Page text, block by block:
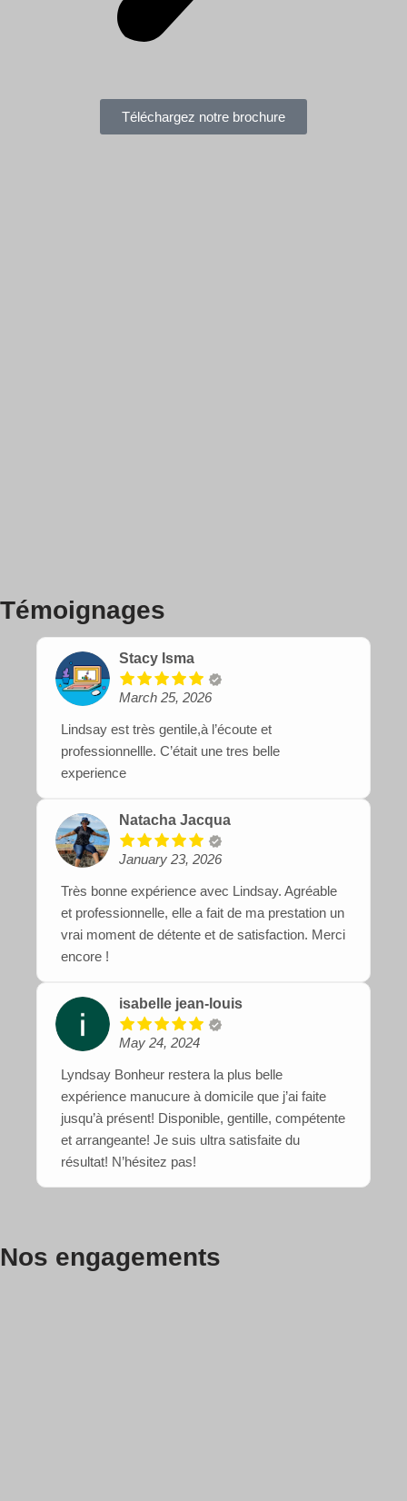
Téléchargez notre brochure
Témoignages
Stacy Isma
March 25, 2026
Lindsay est très gentile,à l’écoute et
professionnellle. C’était une tres belle
experience
Natacha Jacqua
January 23, 2026
Très bonne expérience avec Lindsay. Agréable
et professionnelle, elle a fait de ma prestation un
vrai moment de détente et de satisfaction. Merci
encore !
isabelle jean-louis
May 24, 2024
Lyndsay Bonheur restera la plus belle
expérience manucure à domicile que j’ai faite
jusqu’à présent! Disponible, gentille, compétente
et arrangeante! Je suis ultra satisfaite du
résultat! N’hésitez pas!
Nos engagements